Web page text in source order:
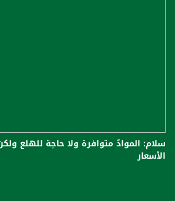
سلام: الموادّ متوافرة ولا حاجة للهلع
الأسعار